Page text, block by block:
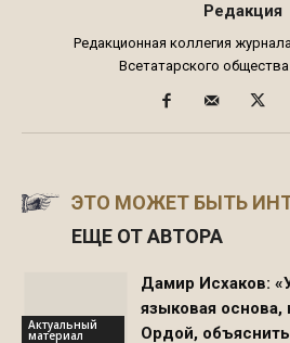
Редакция
Редакционная коллегия журнала
Всетатарского
ЭТО МОЖЕТ БЫТЬ
ЕЩЕ ОТ АВТОРА
Актуальный
материал
Дамир Исхаков:
языковая основа,
Ордой,